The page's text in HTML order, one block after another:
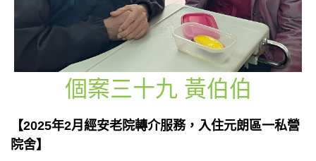
個案三十九 黃伯伯
【2025年2月經安老院轉介服務，入住元朗區一私營
院舍】